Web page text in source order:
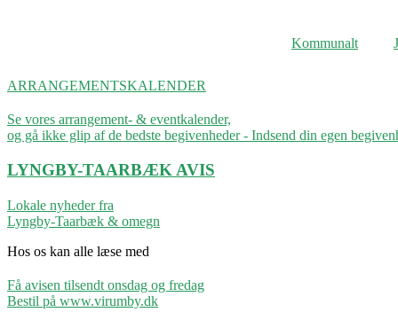
Kommunalt
ARRANGEMENTSKALENDER
Se vores arrangement- & eventkalender,
og gå ikke glip af de bedste begivenheder - Indsend din egen
LYNGBY-TAARBÆK AVIS
Lokale nyheder fra
Lyngby-Taarbæk & omegn
Hos os kan alle læse med
Få avisen tilsendt onsdag og fredag
Bestil på www.virumby.dk